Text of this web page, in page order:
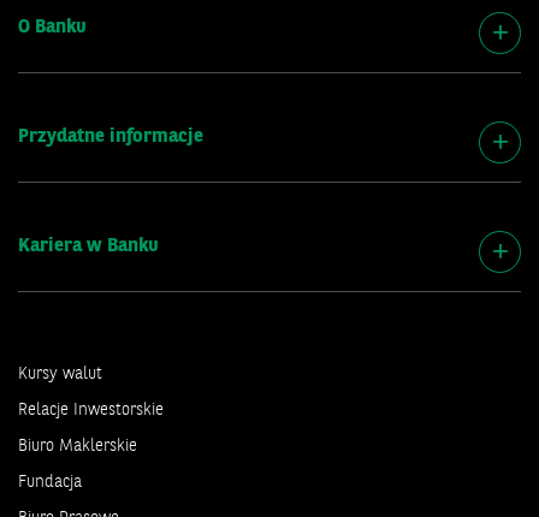
Kursy walut
Relacje Inwestorskie
Biuro Maklerskie
Fundacja
O Banku
Przydatne informacje
Kariera w Banku